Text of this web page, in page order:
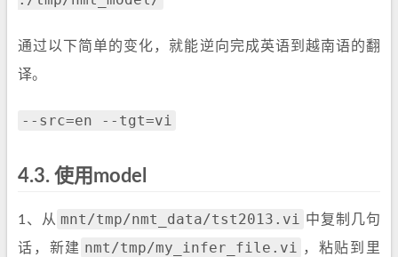
通过以下简单的变化，就能逆向完成英语到越南语的翻
译。
--src=en --tgt=vi
4.3. 使用model
1、从 mnt/tmp/nmt_data/tst2013.vi 中复制几句
话，新建 nmt/tmp/my_infer_file.vi ，粘贴到里